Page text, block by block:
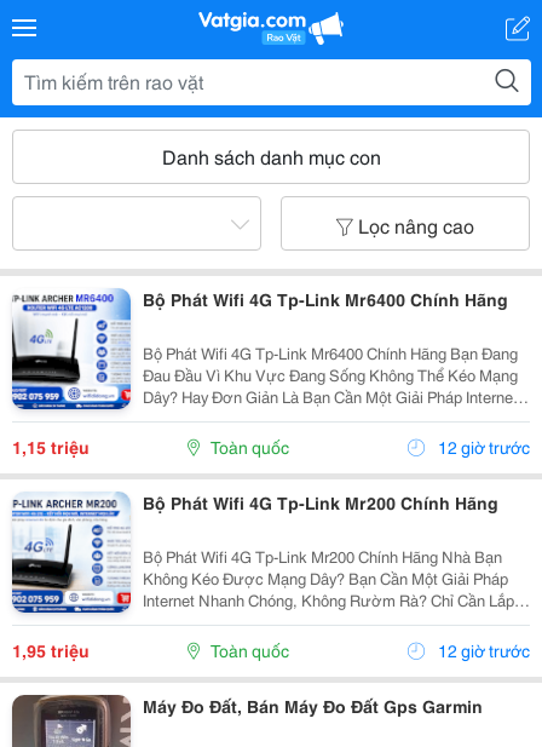
Danh sách danh mục con
Lọc nâng cao
Bộ Phát Wifi 4G Tp-Link Mr6400 Chính Hãng
Bộ Phát Wifi 4G Tp-Link Mr6400 Chính Hãng Bạn Đang
Đau Đầu Vì Khu Vực Đang Sống Không Thể Kéo Mạng
Dây? Hay Đơn Giản Là Bạn Cần Một Giải Pháp Internet
Nhanh Gọn, Không Cần Cài Đặt Rườm Rà? Với Tp-Link
Mr6400, Mọi Vấn Đề Đều Được Giải Quyết Chỉ...
1,15 triệu Toàn quốc 12 giờ trước
Bộ Phát Wifi 4G Tp-Link Mr200 Chính Hãng
Bộ Phát Wifi 4G Tp-Link Mr200 Chính Hãng Nhà Bạn
Không Kéo Được Mạng Dây? Bạn Cần Một Giải Pháp
Internet Nhanh Chóng, Không Rườm Rà? Chỉ Cần Lắp
Sim 4G Vào Là Có Ngay Mạng Wifi Tốc Độ Cao Cho Cả
Gia Đình Sử Dụng. Không Cần Cấu Hình Phức Tạp,
Cắm Là...
1,95 triệu Toàn quốc 12 giờ trước
Máy Đo Đất, Bán Máy Đo Đất Gps Garmin